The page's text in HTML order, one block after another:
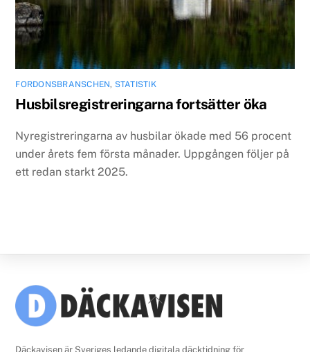
FORDONSBRANSCHEN, STATISTIK
Husbilsregistreringarna fortsätter öka
Nyregistreringarna av husbilar ökade med 56 procent
under årets fem första månader. Uppgången följer på
ett redan starkt 2025.
Back
To
Däckavisen är Sveriges ledande digitala däcktidning för